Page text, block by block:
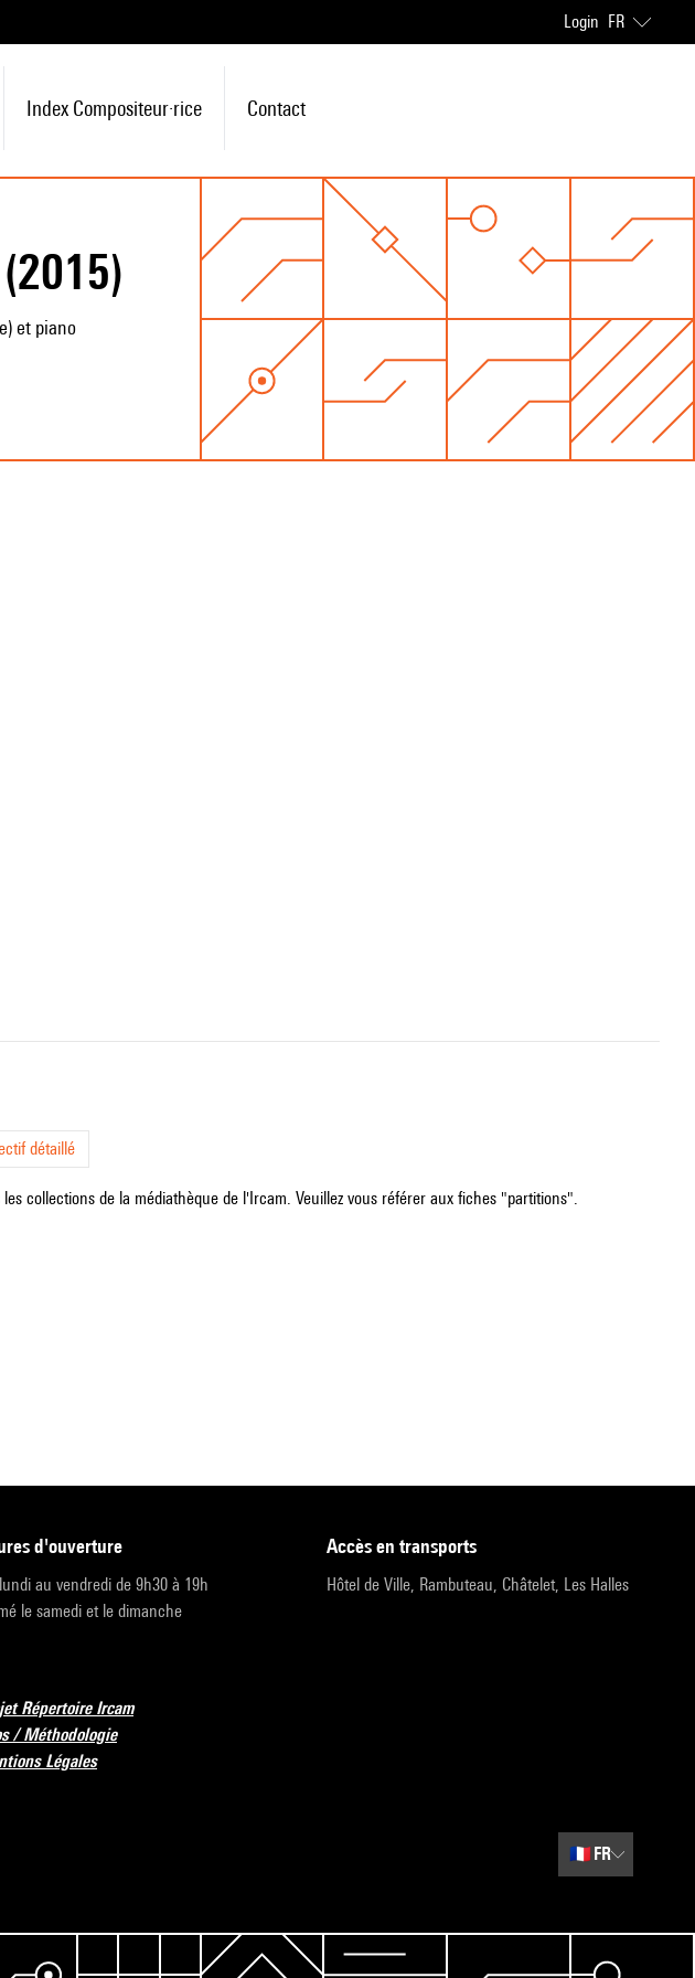
Login FR
Index Compositeur·rice Contact
et piano
détaillé
collections de la médiathèque de l'Ircam. Veuillez vous référer aux fiches "partitions".
d'ouverture
au vendredi de 9h30 à 19h
le samedi et le dimanche
accès en transports
Hôtel de Ville, Rambuteau, Châtelet, Les Halles
Répertoire Ircam
/ Méthodologie
Légales
🇫🇷 FR